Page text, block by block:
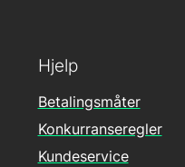
Hjelp
Betalingsmåter
Konkurranseregler
Kundeservice